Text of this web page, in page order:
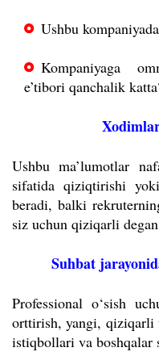
Ushbu
Kompaniyaga
e’tibori qanchalik
Ushbu ma’lumotlar
sifatida qiziqtirishi
beradi, balki
siz uchun qiziqarli
Suhbat
Professional o‘sish
orttirish, yangi,
istiqbollari va boshqalar